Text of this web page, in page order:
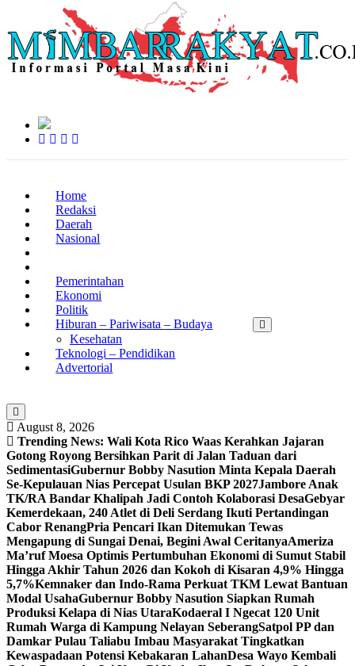
Home
Redaksi
Daerah
Nasional
Pemerintahan
Ekonomi
Politik
Hiburan – Pariwisata – Budaya
Kesehatan
Teknologi – Pendidikan
Advertorial
August 8, 2026
Trending News: Wali Kota Rico Waas Kerahkan Jajaran
Gotong Royong Bersihkan Parit di Jalan Taduan dari
SedimentasiGubernur Bobby Nasution Minta Kepala Daerah
Se-Kepulauan Nias Percepat Usulan BKP 2027Jambore Anak
TK/RA Bandar Khalipah Jadi Contoh Kolaborasi DesaGebyar
Kemerdekaan, 240 Atlet di Deli Serdang Ikuti Pertandingan
Cabor RenangPria Pencari Ikan Ditemukan Tewas
Mengapung di Sungai Denai, Begini Awal Ceritanya‎Ameriza
Ma’ruf Moesa‎ Optimis Pertumbuhan Ekonomi di Sumut Stabil
Hingga Akhir Tahun 2026 dan Kokoh di Kisaran 4,9% Hingga
5,7%Kemnaker dan Indo-Rama Perkuat TKM Lewat Bantuan
Modal UsahaGubernur Bobby Nasution Siapkan Rumah
Produksi Kelapa di Nias UtaraKodaeral I Ngecat 120 Unit
Rumah Warga di Kampung Nelayan SeberangSatpol PP dan
Damkar Pulau Taliabu Imbau Masyarakat Tingkatkan
Kewaspadaan Potensi Kebakaran LahanDesa Wayo Kembali